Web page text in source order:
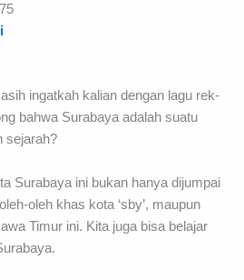
ingatkah kalian dengan lagu rek-
bahwa Surabaya adalah suatu
sejarah?
Surabaya ini bukan hanya dijumpai
oleh khas kota ‘sby’, maupun
Timur ini. Kita juga bisa belajar